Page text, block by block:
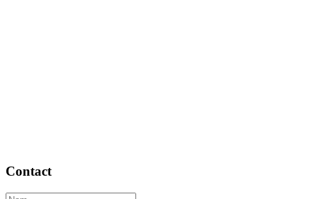
Contact